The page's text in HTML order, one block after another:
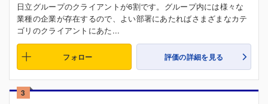
日立グループのクライアントが6割です。グループ内には様々な
業種の企業が存在するので、よい部署にあたればさまざまなカテ
ゴリのクライアントにあた...
フォロー 評価の詳細を見る
3